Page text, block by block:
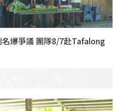
名爆爭議 團隊8/7赴Tafalong